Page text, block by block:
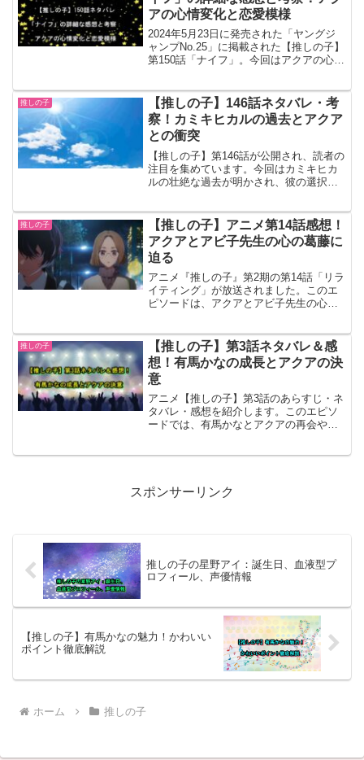
えし、【推しの子】ファン必見の情報を
お届けします。
アの心情変化と恋愛模様
2024年5月23日に発売された「ヤングジ
ャンプNo.25」に掲載された【推しの子】
第150話「ナイフ」。今回はアクアの心情
クアの自問自答やルビーへの想い、そし
て重曹との関係について深掘りしていき
ます。アクアの内面に迫り、彼の心情や
行動の背後にある考えを探りながら、第
150話の展開を詳細に解説します。今回の
エピソードが示す意味と、その後の展開
についても考察します。【推しの子】フ
ァンにとって見逃せない内容が盛りだく
い。
推しの子
【推しの子】146話ネタバレ・考
察！カミキヒカルの過去とアクア
との衝突
【推しの子】第146話が公開され、読者の
注目を集めています。今回はカミキヒカ
ルの壮絶な過去が明かされ、彼の選択が
と有馬かなの関係にも新たな展開が見ら
れ、緊張感が高まっています。本記事で
は、第146話の詳細なネタバレと考察を交
えながら、物語の核心に迫ります。カミ
キヒカルの複雑な心理や、アクアが直面
する葛藤に注目していきましょう。
推しの子
【推しの子】アニメ第14話感想！
アクアとアビ子先生の心の葛藤に
迫る
アニメ『推しの子』第2期の第14話「リラ
イティング」が放送されました。このエ
ピソードは、アクアとアビ子先生の心の
た。今回は、アクアが初めて2.5次元舞台
の魅力に触れ、その経験を通じて新たな
視点を得る姿が描かれています。また、
アビ子先生の内面にも迫る展開があり、
彼女の複雑な心境が明らかにされまし
た。この記事では、第14話の見どころと
感想を詳しく解説していきます。ぜひ最
後までお読みください。
推しの子
【推しの子】第3話ネタバレ＆感
想！有馬かなの成長とアクアの決
意
アニメ【推しの子】第3話のあらすじ・ネ
タバレ・感想を紹介します。このエピソ
ードでは、有馬かなとアクアの再会や彼
い。
スポンサーリンク
推しの子の星野アイ：誕生日、血液型プ
ロフィール、声優情報
【推しの子】有馬かなの魅力！かわいい
ポイント徹底解説
ホーム 推しの子